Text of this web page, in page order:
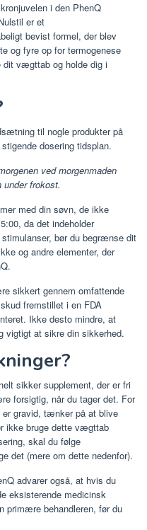
i den PhenQ
er et
bevist formel, der blev
og fyre op for termogenese
dit vægttab og holde dig i
til nogle produkter på
dosering tidsplan.
ved morgenmaden
under frokost.
med din søvn, de ikke
da det indeholder
bør du begrænse dit
og andre elementer, der
sikkert gennem omfattende
fremstillet i en FDA
Ikke desto mindre, at
vigtigt at sikre din sikkerhed.
sikker supplement, der er fri
forsigtig, når du tager det. For
gravid, tænker på at blive
ikke bruge dette vægttab
skal du følge
det (mere om dette nedenfor).
advarer også, at hvis du
eksisterende medicinsk
primære behandleren, før du